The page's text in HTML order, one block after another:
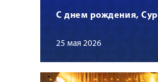
С днем рождения,
25 мая 2026